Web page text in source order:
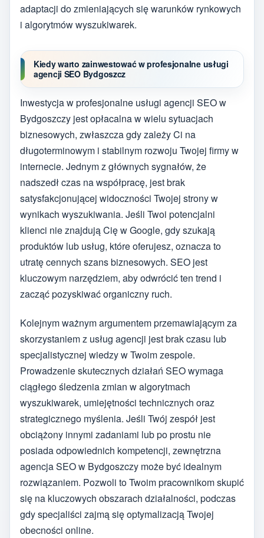
adaptacji do zmieniających się warunków rynkowych
i algorytmów wyszukiwarek.
Kiedy warto zainwestować w profesjonalne usługi
agencji SEO Bydgoszcz
Inwestycja w profesjonalne usługi agencji SEO w
Bydgoszczy jest opłacalna w wielu sytuacjach
biznesowych, zwłaszcza gdy zależy Ci na
długoterminowym i stabilnym rozwoju Twojej firmy w
internecie. Jednym z głównych sygnałów, że
nadszedł czas na współpracę, jest brak
satysfakcjonującej widoczności Twojej strony w
wynikach wyszukiwania. Jeśli Twoi potencjalni
klienci nie znajdują Cię w Google, gdy szukają
produktów lub usług, które oferujesz, oznacza to
utratę cennych szans biznesowych. SEO jest
kluczowym narzędziem, aby odwrócić ten trend i
zacząć pozyskiwać organiczny ruch.
Kolejnym ważnym argumentem przemawiającym za
skorzystaniem z usług agencji jest brak czasu lub
specjalistycznej wiedzy w Twoim zespole.
Prowadzenie skutecznych działań SEO wymaga
ciągłego śledzenia zmian w algorytmach
wyszukiwarek, umiejętności technicznych oraz
strategicznego myślenia. Jeśli Twój zespół jest
obciążony innymi zadaniami lub po prostu nie
posiada odpowiednich kompetencji, zewnętrzna
agencja SEO w Bydgoszczy może być idealnym
rozwiązaniem. Pozwoli to Twoim pracownikom skupić
się na kluczowych obszarach działalności, podczas
gdy specjaliści zajmą się optymalizacją Twojej
obecności online.